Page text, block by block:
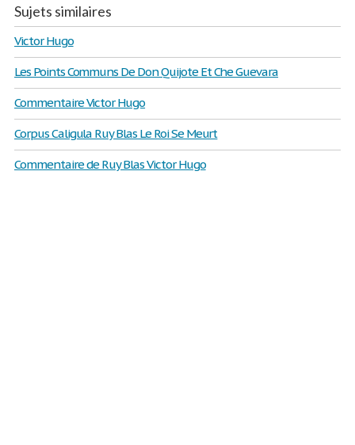
Sujets similaires
Victor Hugo
Les Points Communs De Don Quijote Et Che Guevara
Commentaire Victor Hugo
Corpus Caligula Ruy Blas Le Roi Se Meurt
Commentaire de Ruy Blas Victor Hugo